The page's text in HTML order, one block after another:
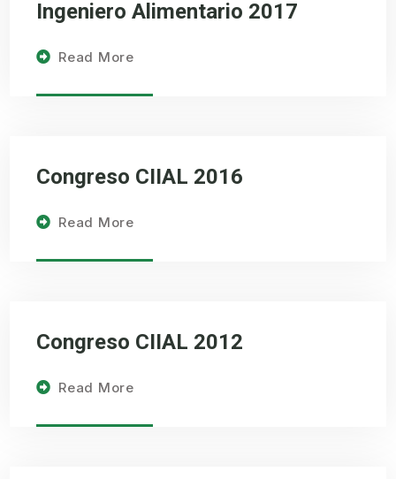
Ingeniero Alimentario 2017
Read More
Congreso CIIAL 2016
Read More
Congreso CIIAL 2012
Read More